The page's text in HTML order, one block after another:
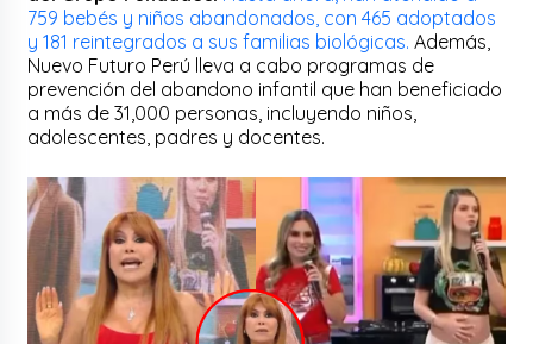
759 bebés y niños abandonados, con 465 adoptados
y 181 reintegrados a sus familias biológicas. Además,
Nuevo Futuro Perú lleva a cabo programas de
prevención del abandono infantil que han beneficiado
a más de 31,000 personas, incluyendo niños,
adolescentes, padres y docentes.